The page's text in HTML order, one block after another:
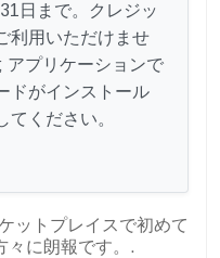
日まで。クレジッ
利用いただけませ
; アプリケーションで
ドがインストール
てください。
ットプレイスで初めて
々に朗報です。.